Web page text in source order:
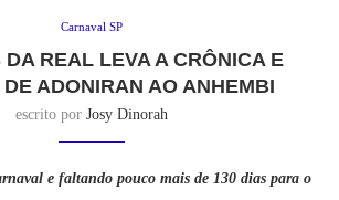
Carnaval SP
DA REAL LEVA A CRÔNICA E
ADONIRAN AO ANHEMBI
escrito por Josy Dinorah
e faltando pouco mais de 130 dias para o